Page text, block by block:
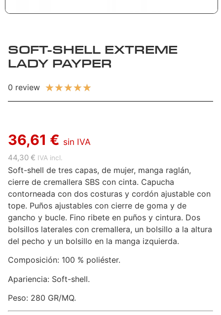
SOFT-SHELL EXTREME
LADY PAYPER
0 review ★★★★★
36,61 € sin IVA
44,30 € IVA incl.
Soft-shell de tres capas, de mujer, manga raglán,
cierre de cremallera SBS con cinta. Capucha
contorneada con dos costuras y cordón ajustable con
tope. Puños ajustables con cierre de goma y de
gancho y bucle. Fino ribete en puños y cintura. Dos
bolsillos laterales con cremallera, un bolsillo a la altura
del pecho y un bolsillo en la manga izquierda.
Composición: 100 % poliéster.
Apariencia: Soft-shell.
Peso: 280 GR/MQ.